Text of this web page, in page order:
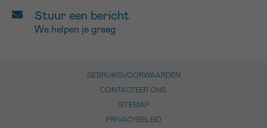
Stuur een bericht
We helpen je graag
GEBRUIKSVOORWAARDEN
CONTACTEER ONS
SITEMAP
PRIVACYBELEID